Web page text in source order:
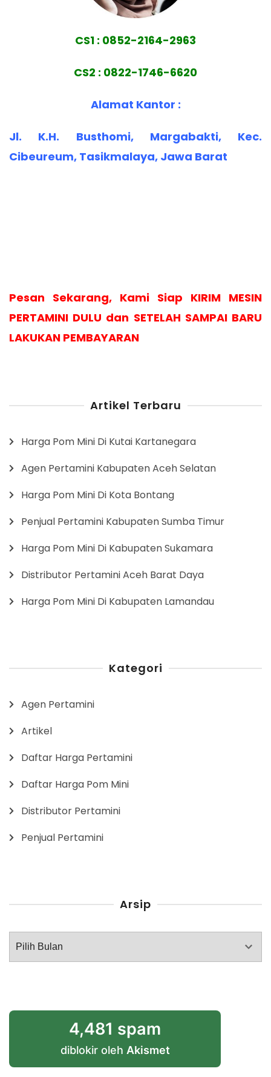
CS1 : 0852-2164-2963
CS2 : 0822-1746-6620
Alamat Kantor :
Jl. K.H. Busthomi, Margabakti, Kec.
Cibeureum, Tasikmalaya, Jawa Barat
Pesan Sekarang, Kami Siap KIRIM MESIN
PERTAMINI DULU dan SETELAH SAMPAI BARU
LAKUKAN PEMBAYARAN
Artikel Terbaru
Harga Pom Mini Di Kutai Kartanegara
Agen Pertamini Kabupaten Aceh Selatan
Harga Pom Mini Di Kota Bontang
Penjual Pertamini Kabupaten Sumba Timur
Harga Pom Mini Di Kabupaten Sukamara
Distributor Pertamini Aceh Barat Daya
Harga Pom Mini Di Kabupaten Lamandau
Kategori
Agen Pertamini
Artikel
Daftar Harga Pertamini
Daftar Harga Pom Mini
Distributor Pertamini
Penjual Pertamini
Arsip
Arsip
4,481 spam
diblokir oleh Akismet